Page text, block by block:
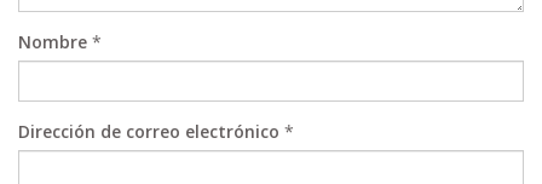
Nombre *
Dirección de correo electrónico *